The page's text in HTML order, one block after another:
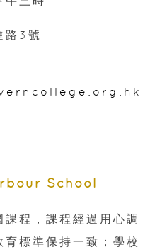
路3號
School
程，課程經過用心調
標準保持一致；學校